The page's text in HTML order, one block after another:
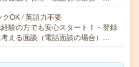
OK / 英語力不要
験の方でも安心スタート！・登録
える面談（電話面談の場合）…